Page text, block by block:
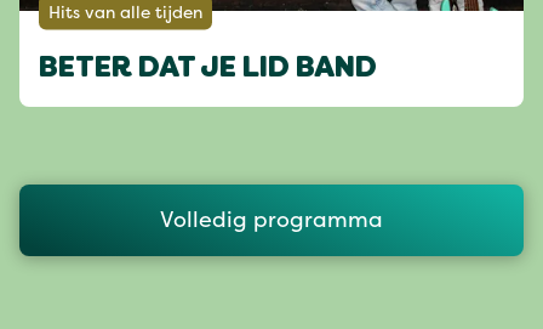
Hits van alle tijden
BETER DAT JE LID BAND
Volledig programma